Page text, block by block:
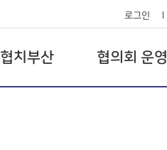
로그인
협치부산 협의회 운영